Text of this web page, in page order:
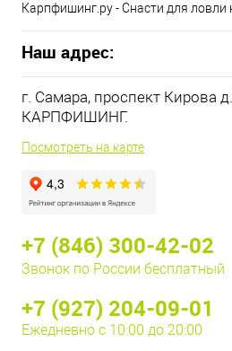
Карпфишинг.ру - Снасти для ловли
Наш адрес:
г. Самара, проспект Кирова
КАРПФИШИНГ.
Посмотреть на карте
+7 (846) 300-42-02
Звонок по России бесплатный
+7 (927) 204-09-01
Ежедневно с 10:00 до 20:00